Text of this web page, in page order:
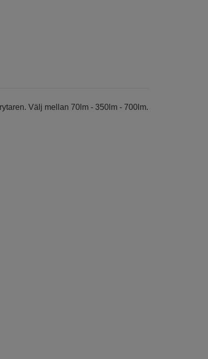
Välj mellan 70lm - 350lm - 700lm.